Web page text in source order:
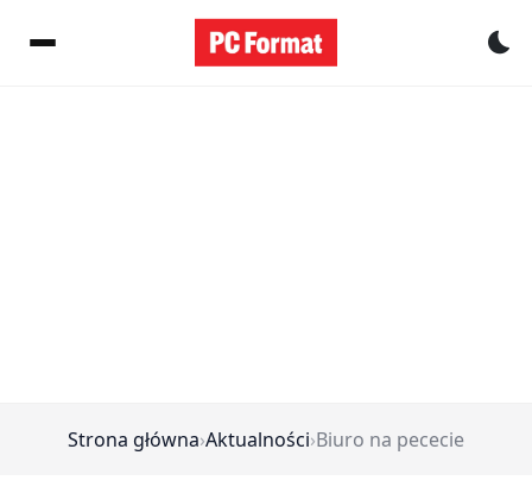
Strona główna›Aktualności›Biuro na pececie